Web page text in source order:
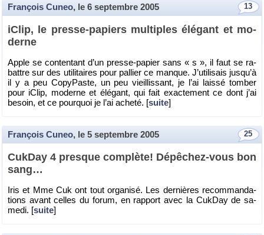
13
François Cuneo, le 6 septembre 2005
iClip, le presse-pa­piers mul­tiples élé­gant et mo­
derne
Apple se conten­tant d’un presse-pa­pier sans « s », il faut se ra­
battre sur des uti­li­taires pour pal­lier ce manque. J’uti­li­sais jus­qu’à
il y a peu Co­py­Paste, un peu vieillis­sant, je l’ai laissé tom­ber
pour iClip, mo­derne et élé­gant, qui fait exac­te­ment ce dont j’ai
be­soin, et ce pour­quoi je l’ai acheté. [suite]
25
François Cuneo, le 5 septembre 2005
Cuk­Day 4 presque com­plète! Dé­pê­chez-vous bon
sang…
Iris et Mme Cuk ont tout or­ga­nisé. Les der­nières re­com­man­da­
tions avant celles du forum, en rap­port avec la Cuk­Day de sa­
medi. [suite]